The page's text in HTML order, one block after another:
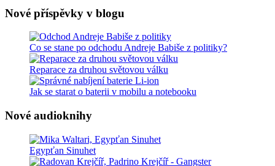
Nové příspěvky v blogu
Co se stane po odchodu Andreje Babiše z politiky?
Reparace za druhou světovou válku
Jak se starat o baterii v mobilu a notebooku
Nové audioknihy
Egypťan Sinuhet